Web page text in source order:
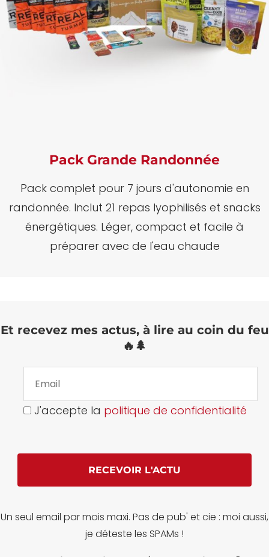
Pack Grande Randonnée
Pack complet pour 7 jours d'autonomie en
randonnée. Inclut 21 repas lyophilisés et snacks
énergétiques. Léger, compact et facile à
préparer avec de l'eau chaude
Et recevez mes actus, à lire au coin du feu
🔥🌲
J'accepte la politique de confidentialité
Un seul email par mois maxi. Pas de pub' et cie : moi aussi,
je déteste les SPAMs !